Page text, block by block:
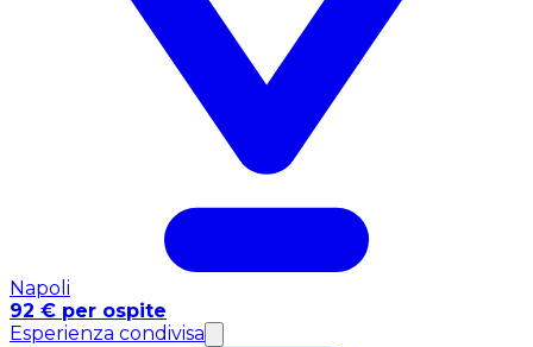
Napoli
92 € per ospite
Esperienza condivisa